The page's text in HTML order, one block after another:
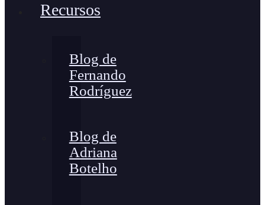
Recursos
Blog de
Fernando
Rodríguez
Blog de
Adriana
Botelho